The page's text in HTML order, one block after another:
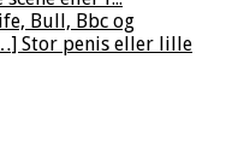
Bull, Bbc og
Stor penis eller lille